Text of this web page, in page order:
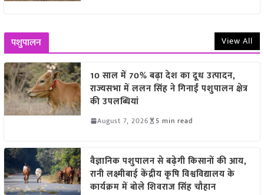
पशुपालन View All
10 साल में 70% बढ़ा देश का दूध उत्पादन,
राज्यसभा में ललन सिंह ने गिनाईं पशुपालन क्षेत्र
की उपलब्धियां
August 7, 2026 5 min read
वैज्ञानिक पशुपालन से बढ़ेगी किसानों की आय,
रानी लक्ष्मीबाई केंद्रीय कृषि विश्वविद्यालय के
कार्यक्रम में बोले शिवराज सिंह चौहान